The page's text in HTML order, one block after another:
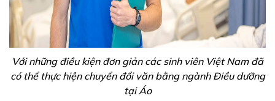
Với những điều kiện đơn giản các sinh viên Việt Nam đã
có thể thực hiện chuyển đổi văn bằng ngành Điều dưỡng
tại Áo